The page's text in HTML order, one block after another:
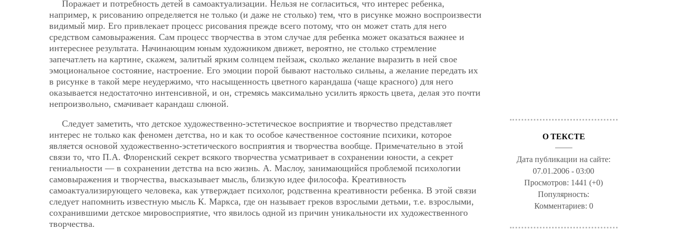
Поражает и потребность детей в самоактуализации. Нельзя не согласиться, что интерес ребенка,
например, к рисованию определяется не только (и даже не столько) тем, что в рисунке можно воспроизвести
видимый мир. Его привлекает процесс рисования прежде всего потому, что он может стать для него
средством самовыражения. Сам процесс творчества в этом случае для ребенка может оказаться важнее и
интереснее результата. Начинающим юным художником движет, вероятно, не столько стремление
запечатлеть на картине, скажем, залитый ярким солнцем пейзаж, сколько желание выразить в ней свое
эмоциональное состояние, настроение. Его эмоции порой бывают настолько сильны, а желание передать их
в рисунке в такой мере неудержимо, что насыщенность цветного карандаша (чаще красного) для него
оказывается недостаточно интенсивной, и он, стремясь максимально усилить яркость цвета, делая это почти
непроизвольно, смачивает карандаш слюной.
Следует заметить, что детское художественно-эстетическое восприятие и творчество представляет
интерес не только как феномен детства, но и как то особое качественное состояние психики, которое
является основой художественно-эстетического восприятия и творчества вообще. Примечательно в этой
связи то, что П.А. Флоренский секрет всякого творчества усматривает в сохранении юности, а секрет
гениальности — в сохранении детства на всю жизнь. А. Маслоу, занимающийся проблемой психологии
самовыражения и творчества, высказывает мысль, близкую идее философа. Креативность
самоактуализирующего человека, как утверждает психолог, родственна креативности ребенка. В этой связи
следует напомнить известную мысль К. Маркса, где он называет греков взрослыми детьми, т.е. взрослыми,
сохранившими детское мировосприятие, что явилось одной из причин уникальности их художественного
творчества.
О ТЕКСТЕ
Дата публикации на сайте:
07.01.2006 - 03:00
Просмотров: 1441 (+0)
Популярность:
Комментариев: 0